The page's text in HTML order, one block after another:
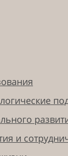
и